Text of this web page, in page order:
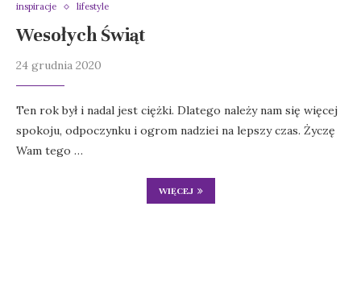
inspiracje lifestyle
Wesołych Świąt
24 grudnia 2020
Ten rok był i nadal jest ciężki. Dlatego należy nam się więcej
spokoju, odpoczynku i ogrom nadziei na lepszy czas. Życzę
Wam tego …
WIĘCEJ